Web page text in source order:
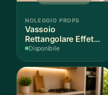
NOLEGGIO PROPS
Vassoio
Rettangolare Effetto
Legno
Disponibile